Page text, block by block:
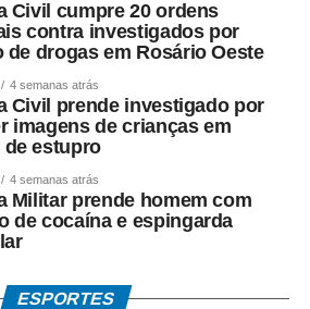
no município de São Paulo. Dos
no portal De Olho Na Fila, apenas
de segunda a sexta-feira.
a que tinha maior quantidade de
abertos: 24; a zona sul, 17; a zona
5; e o centro, nenhum.
era o último da fila na AMA UBS
aberto para tomar o imunizante.
Civil cumpre 20 ordens
contra investigados por
de drogas em Rosário Oeste
4 semanas atrás
Civil prende investigado por
imagens de crianças em
de estupro
4 semanas atrás
Militar prende homem com
de cocaína e espingarda
ESPORTES